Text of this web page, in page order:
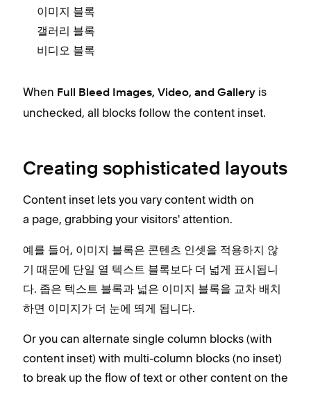
이미지 블록
갤러리 블록
비디오 블록
When Full Bleed Images, Video, and Gallery is
unchecked, all blocks follow the content inset.
Creating sophisticated layouts
Content inset lets you vary content width on
a page, grabbing your visitors' attention.
예를 들어, 이미지 블록은 콘텐츠 인셋을 적용하지 않
기 때문에 단일 열 텍스트 블록보다 더 넓게 표시됩니
다. 좁은 텍스트 블록과 넓은 이미지 블록을 교차 배치
하면 이미지가 더 눈에 띄게 됩니다.
Or you can alternate single column blocks (with
content inset) with multi-column blocks (no inset)
to break up the flow of text or other content on the